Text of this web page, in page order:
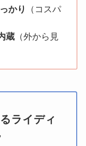
かり
（コスパ
蔵（外から見
ライディ